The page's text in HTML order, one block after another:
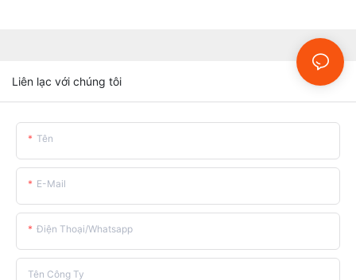
Liên lạc với chúng tôi
Tên
E-Mail
Điện Thoại/whatsapp
Tên Công Ty